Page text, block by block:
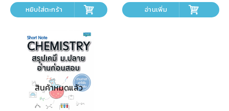
หยิบใส่ตะกร้า อ่านเพิ่ม
สินค้าหมดแล้ว